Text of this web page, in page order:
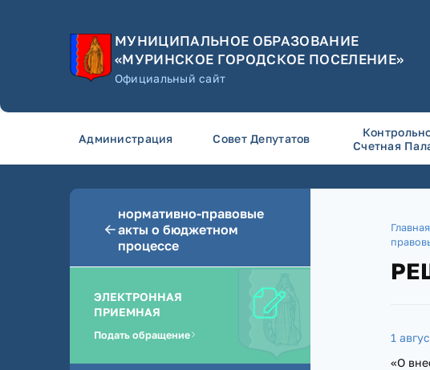
МУНИЦИПАЛЬНОЕ ОБРАЗОВАНИЕ
«МУРИНСКОЕ ГОРОДСКОЕ ПОСЕЛЕНИЕ»
Официальный сайт
Администрация Совет Депутатов
Счетная
нормативно-правовые
акты о бюджетном
процессе
ЭЛЕКТРОННАЯ
ПРИЕМНАЯ
Подать обращение
Главная
1
«О